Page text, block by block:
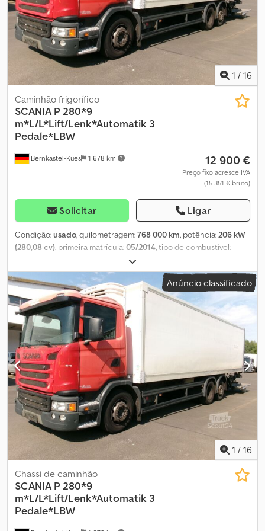
1 / 16
Bernkastel-Kues 1 678 km
Caminhão frigorífico
SCANIA P 280*9
m*L/L*Lift/Lenk*Automatik 3
Pedale*LBW
12 900 €
Preço fixo acresce IVA
(15 351 € bruto)
Solicitar Ligar
Condição:usado, quilometragem:768 000 km, potência:206 kW
(280,08 cv), primeira matrícula:05/2014, tipo de combustível:
, configuração de eixo:
vermelho, tipo de engrenagem:automático, classe de emissão:
Euro 6, comprimento total:11 100 mm, largura total:2 600 mm,
altura total:3 600 mm, volume do espaço de carga:
comprimento do espaço de carga:
, largura do espaço
de carga:2 500 mm , altura do espaço de carga: 2 200 mm, Ano de
fabrico:
2014, Equipamento:ABS, filtro de partículas, plataforma
elevatória traseira, * Caçamba isotérmica Frischdienst *
Dimensões da área de carga: 9.050 x 2.500 x 2.200 mm *
Plataforma elevatória de carga com capacidade de 2.000 kg *
Piso em alumínio * Grupo frigorífico Mitsubishi Dwjdpfozrithox
Anlja * Cabine curta * Suspensão pneumática completa * Eixo
traseiro direcional elevável * Protetor solar * Aquecimento dos
bancos * Bloqueio do diferencial * Transmissão automática com 3
pedais * Regulador de velocidade * Pneus em mau estado
Anúncio classificado
1 / 16
Chassi de caminhão
SCANIA P 280*9
m*L/L*Lift/Lenk*Automatik 3
Pedale*LBW